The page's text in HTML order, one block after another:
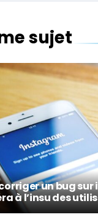
sujet
un bug sur
à l’insu des